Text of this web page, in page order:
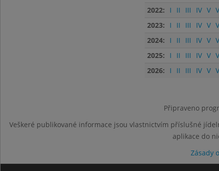
2022:
I II III IV V
2023:
I II III IV V
2024:
I II III IV V
2025:
I II III IV V
2026:
I II III IV V
Připraveno
Veškeré publikované informace jsou vlastnictvím příslušné
aplikace do
Zásady